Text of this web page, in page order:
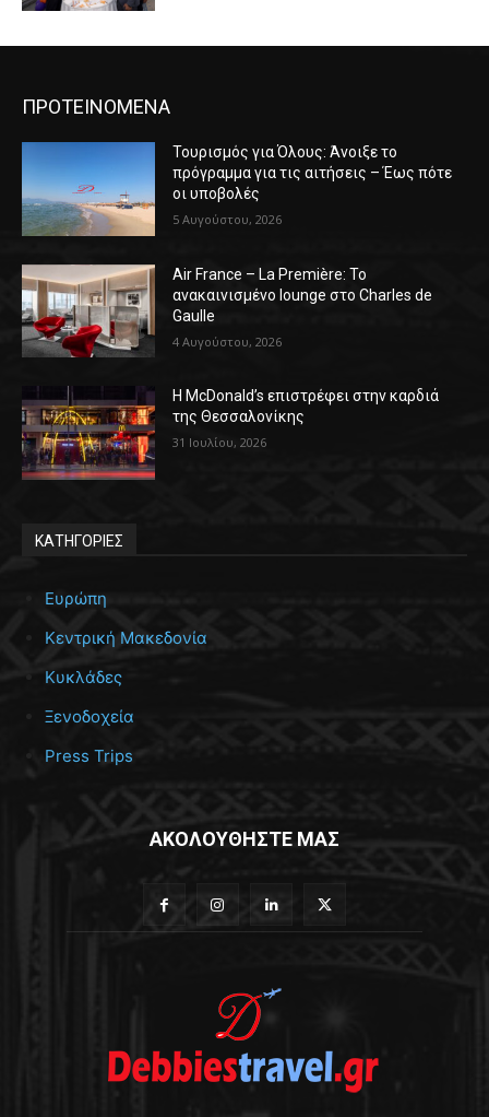
ΠΡΟΤΕΙΝΟΜΕΝΑ
Τουρισμός για Όλους: Άνοιξε το
πρόγραμμα για τις αιτήσεις – Έως πότε
οι υποβολές
5 Αυγούστου, 2026
Air France – La Première: Το
ανακαινισμένο lounge στο Charles de
Gaulle
4 Αυγούστου, 2026
Η McDonald’s επιστρέφει στην καρδιά
της Θεσσαλονίκης
31 Ιουλίου, 2026
ΚΑΤΗΓΟΡΙΕΣ
Ευρώπη
Κεντρική Μακεδονία
Κυκλάδες
Ξενοδοχεία
Press Trips
ΑΚΟΛΟΥΘΗΣΤΕ ΜΑΣ